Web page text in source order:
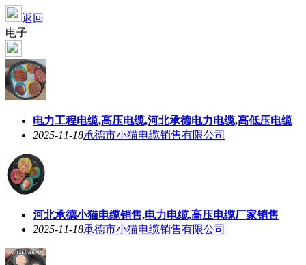
返回
电子
电力工程电缆,高压电缆,河北承德电力电缆,高低压电缆
2025-11-18承德市小猫电缆销售有限公司
河北承德小猫电缆销售,电力电缆,高压电缆厂家销售
2025-11-18承德市小猫电缆销售有限公司